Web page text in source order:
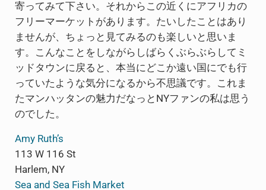
寄ってみて下さい。それからこの近くにアフリカの
フリーマーケットがあります。たいしたことはあり
ませんが、ちょっと見てみるのも楽しいと思いま
す。こんなことをしながらしばらくぶらぶらしてミ
ッドタウンに戻ると、本当にどこか遠い国にでも行
っていたような気分になるから不思議です。これま
たマンハッタンの魅力だなっとNYファンの私は思う
のでした。
Amy Ruth’s
113 W 116 St
Harlem, NY
Sea and Sea Fish Market